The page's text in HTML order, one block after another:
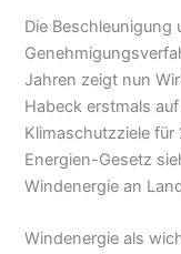
Die Beschleunigung
Jahren zeigt nun
Habeck erstmals
Klimaschutzziele für
Energien-Gesetz
Windenergie an
Windenergie als